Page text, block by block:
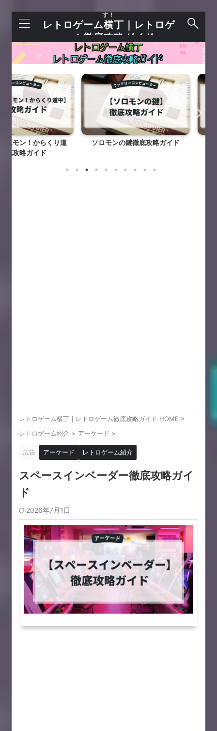
す！
レトロゲーム横丁｜レトロゲ
ーム徹底攻略ガイド
からくり道
イド
ソロモンの鍵徹底攻略ガイド
レトロゲーム横丁｜レトロゲーム徹底攻略ガイド HOME >
レトロゲーム紹介 > アーケード >
広告 アーケード レトロゲーム紹介
スペースインベーダー徹底攻略ガイ
ド
2026年7月1日